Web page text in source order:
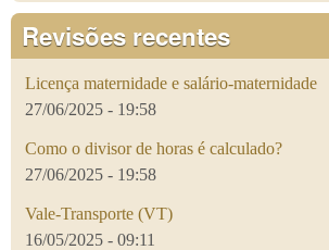
Revisões recentes
Licença maternidade e salário-maternidade
27/06/2025 - 19:58
Como o divisor de horas é calculado?
27/06/2025 - 19:58
Vale-Transporte (VT)
16/05/2025 - 09:11